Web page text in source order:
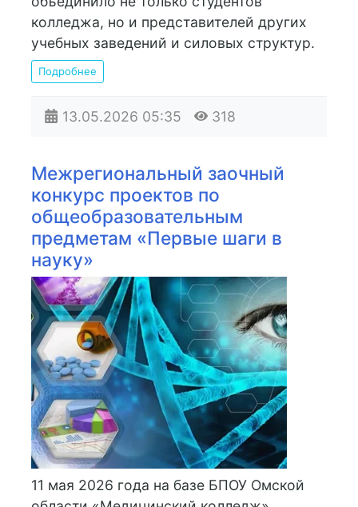
колледжа, но и представителей других
учебных заведений и силовых структур.
Подробнее
13.05.2026 05:35 318
Межрегиональный заочный
конкурс проектов по
общеобразовательным
предметам «Первые шаги в
науку»
11 мая 2026 года на базе БПОУ Омской